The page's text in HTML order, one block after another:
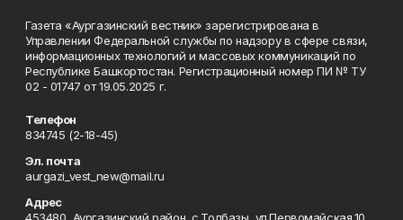
Газета «Аургазинский вестник» зарегистрирована в
Управлении Федеральной службы по надзору в сфере связи,
информационных технологий и массовых коммуникаций по
Республике Башкортостан. Регистрационный номер ПИ № ТУ
02 - 01747 от 19.05.2025 г.
Телефон
834745 (2-18-45)
Эл. почта
aurgazi_vest_new@mail.ru
Адрес